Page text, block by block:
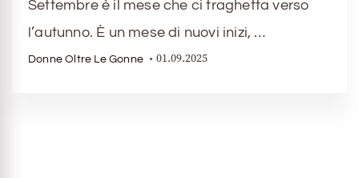
Settembre è il mese che ci traghetta verso
l’autunno. È un mese di nuovi inizi, …
Donne Oltre Le Gonne 01.09.2025